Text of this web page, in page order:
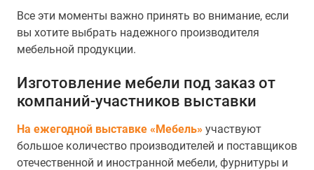
Все эти моменты важно принять во внимание, если
вы хотите выбрать надежного производителя
мебельной продукции.
Изготовление мебели под заказ от
компаний-участников выставки
На ежегодной выставке «Мебель» участвуют
большое количество производителей и поставщиков
отечественной и иностранной мебели, фурнитуры и